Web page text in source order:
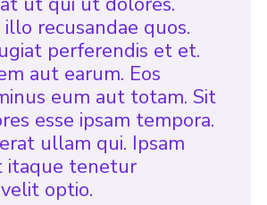
recusandae quos.
perferendis et et.
aut earum. Eos
eum aut totam. Sit
esse ipsam tempora.
ullam qui. Ipsam
itaque tenetur
optio.